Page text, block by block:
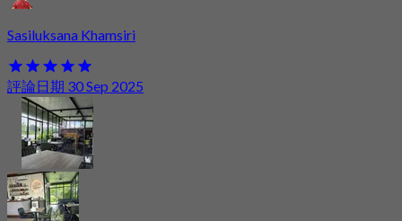
Sasiluksana Khamsiri
評論日期 30 Sep 2025